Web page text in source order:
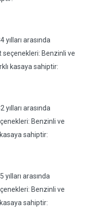
arasında
seçenekleri: Benzinli ve
kasaya sahiptir:
arasında
Benzinli ve
sahiptir:
arasında
Benzinli ve
sahiptir: